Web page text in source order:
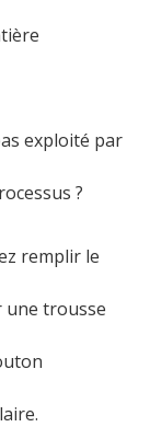
exploité par
?
remplir le
une trousse